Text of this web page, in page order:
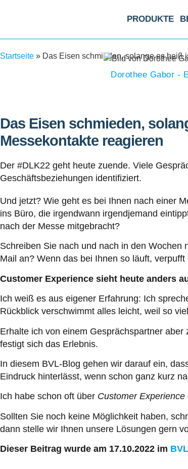
PRODUKTE
Startseite » Das Eisen schmieden, solange es heiß
Dorothee Gabor -
Das Eisen schmieden,
Messekontakte reagieren
Der #DLK22 geht heute zuende. Viele
Geschäftsbeziehungen identifiziert.
Und jetzt? Wie geht es bei Ihnen nach einer
ins Büro, die irgendwann irgendjemand
nach der Messe mitgebracht?
Schreiben Sie nach und nach in den
Mail an? Wenn das bei Ihnen so läuft,
Customer Experience sieht heute anders
Ich weiß es aus eigener Erfahrung: Ich
Rückblick verschwimmt alles leicht, weil so
Erhalte ich von einem Gesprächspartner
festigt sich das Erlebnis.
In diesem BVL-Blog gehen wir darauf ein,
Eindruck hinterlässt, wenn schon ganz kurz
Ich habe schon oft über Customer Experience
Sollten Sie noch keine Möglichkeit haben,
dann stelle wir Ihnen unsere Lösungen gern
Dieser Beitrag wurde am 17.10.2022 im